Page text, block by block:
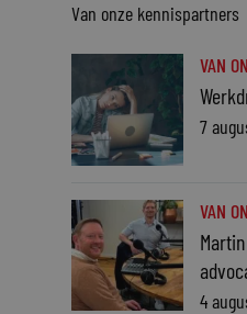
Van onze kennispartners
VAN
7
VAN
4